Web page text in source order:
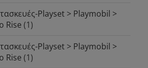
Playset > Playmobil >
Rise (1)
Playset > Playmobil >
Rise (1)